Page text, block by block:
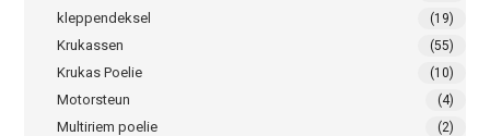
kleppendeksel (19)
Krukassen (55)
Krukas Poelie (10)
Motorsteun (4)
Multiriem poelie (2)